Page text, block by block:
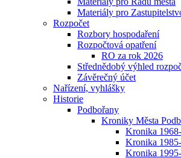
Materiály pro
Rozpočet
Rozbory hospodaření
Rozpočtová opatření
RO za rok 2026
Střednědobý výhled
Závěrečný účet
Nařízení, vyhlášky
Historie
Podbořany
Kroniky Města
Kronika
Kronika
Kronika